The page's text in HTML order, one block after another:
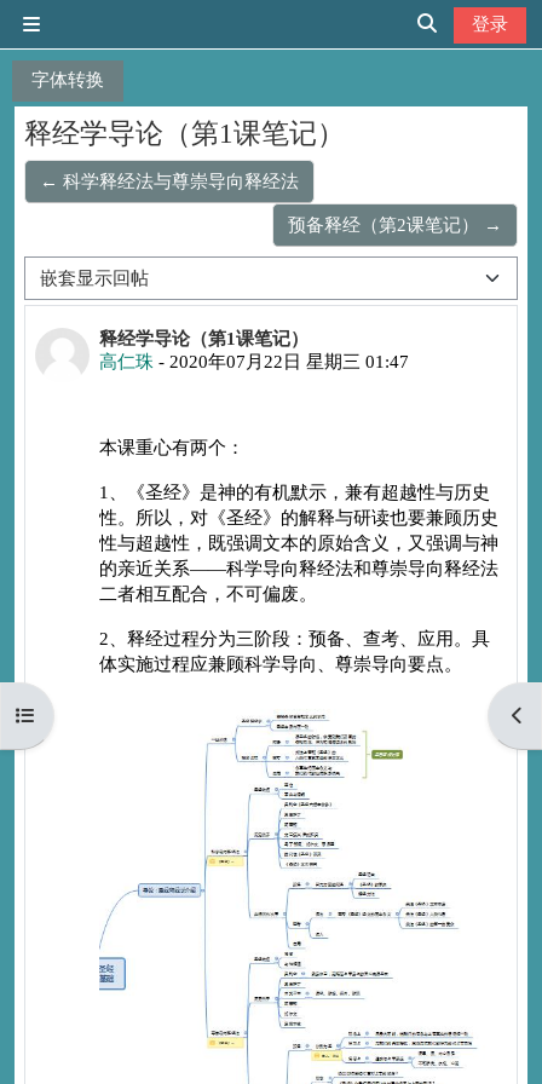
字体转换
切换搜索输入
登录
打开课程索引 打
释经学导论（第1课笔记）
← 科学释经法与尊崇导向释经法
预备释经（第2课笔记） →
显示模式
释经学导论（第1课笔记）
高仁珠 - 2020年07月22日 星期三 01:47
回帖数：0
本课重心有两个：
1
、《圣经》是神的有机默示，兼有超越性与历史
性。所以，对《圣经》的解释与研读也要兼顾历史
性与超越性，既强调文本的原始含义，又强调与神
的亲近关系——科学导向释经法和尊崇导向释经法
二者相互配合，不可偏废。
2 、释经过程分为三阶段：预备、查考、应用。具
体实施过程应兼顾科学导向、尊崇导向要点。